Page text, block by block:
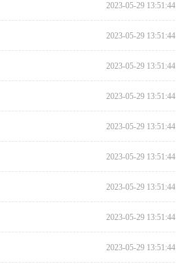
2023-05-29 13:51:44
2023-05-29 13:51:44
2023-05-29 13:51:44
2023-05-29 13:51:44
2023-05-29 13:51:44
2023-05-29 13:51:44
2023-05-29 13:51:44
2023-05-29 13:51:44
2023-05-29 13:51:44